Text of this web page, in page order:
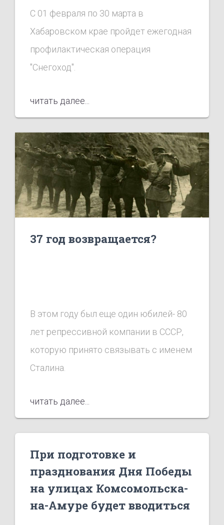
С 01 февраля по 30 марта в
Хабаровском крае пройдет ежегодная
профилактическая операция
"Снегоход".
читать далее...
37 год возвращается?
В этом году был еще один юбилей- 80
лет репрессивной компании в СССР,
которую принято связывать с именем
Сталина.
читать далее...
При подготовке и
празднования Дня Победы
на улицах Комсомольска-
на-Амуре будет вводиться